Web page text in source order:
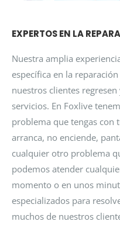
EXPERTOS EN LA
Nuestra amplia
específica en la
nuestros clientes
servicios. En Foxlive
problema que tengas con
arranca, no enciende,
cualquier otro problema
podemos atender
momento o en unos
especializados para
muchos de nuestros